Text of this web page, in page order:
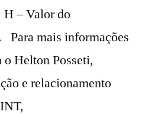
– Valor do
Para mais informações
o Helton Posseti,
e relacionamento